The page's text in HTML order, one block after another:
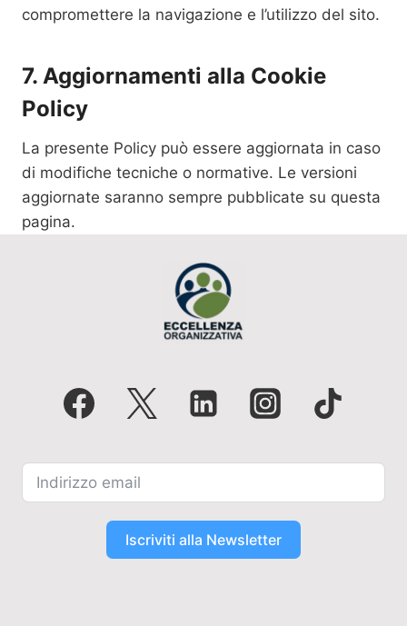
compromettere la navigazione e l’utilizzo del sito.
7. Aggiornamenti alla Cookie
Policy
La presente Policy può essere aggiornata in caso
di modifiche tecniche o normative. Le versioni
aggiornate saranno sempre pubblicate su questa
pagina.
Iscriviti alla Newsletter